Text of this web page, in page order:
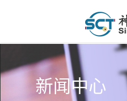
新闻中心